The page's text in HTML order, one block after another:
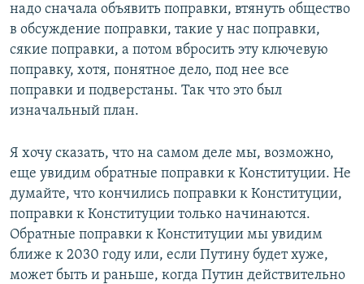
надо сначала объявить поправки, втянуть общество
в обсуждение поправки, такие у нас поправки,
сякие поправки, а потом вбросить эту ключевую
поправку, хотя, понятное дело, под нее все
поправки и подверстаны. Так что это был
изначальный план.
Я хочу сказать, что на самом деле мы, возможно,
еще увидим обратные поправки к Конституции. Не
думайте, что кончились поправки к Конституции,
поправки к Конституции только начинаются.
Обратные поправки к Конституции мы увидим
ближе к 2030 году или, если Путину будет хуже,
может быть и раньше, когда Путин действительно